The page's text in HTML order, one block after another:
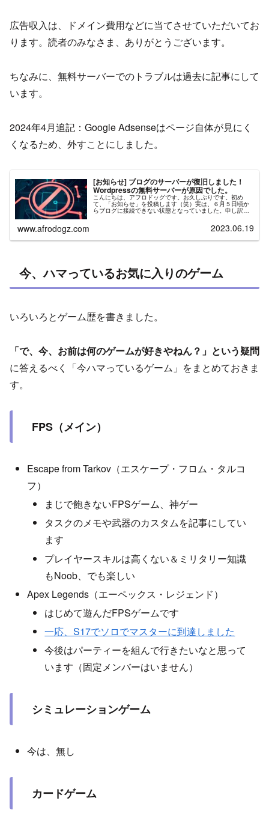
広告収入は、ドメイン費用などに当てさせていただいてお
ります。読者のみなさま、ありがとうございます。
ちなみに、無料サーバーでのトラブルは過去に記事にして
います。
2024年4月追記：Google Adsenseはページ自体が見にく
くなるため、外すことにしました。
[お知らせ] ブログのサーバーが復旧しました！
Wordpressの無料サーバーが原因でした。
こんにちは、アフロドッグです。お久しぶりです。初め
て、「お知らせ」を投稿します（笑）実は、６月５日頃か
らブログに接続できない状態となっていました。申し訳ご
www.afrodogz.com 2023.06.19
今、ハマっているお気に入りのゲーム
いろいろとゲーム歴を書きました。
「で、今、お前は何のゲームが好きやねん？」という疑問
に答えるべく「今ハマっているゲーム」をまとめておきま
す。
FPS（メイン）
Escape from Tarkov（エスケープ・フロム・タルコ
フ）
まじで飽きないFPSゲーム、神ゲー
タスクのメモや武器のカスタムを記事にしてい
ます
プレイヤースキルは高くない＆ミリタリー知識
もNoob、でも楽しい
Apex Legends（エーペックス・レジェンド）
はじめて遊んだFPSゲームです
一応、S17でソロでマスターに到達しました
今後はパーティーを組んで行きたいなと思って
います（固定メンバーはいません）
シミュレーションゲーム
今は、無し
カードゲーム